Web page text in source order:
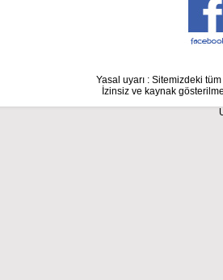
Yasal uyarı : Sitemizdeki
İzinsiz ve kaynak